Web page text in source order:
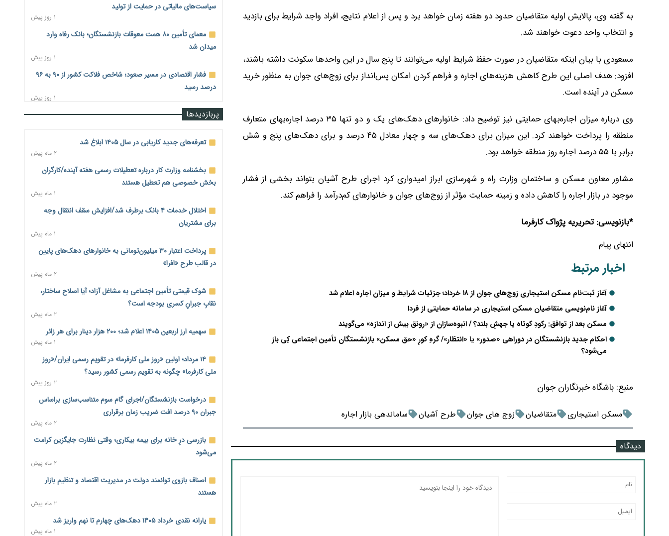
به گفته وی، پالایش اولیه متقاضیان حدود دو هفته زمان خواهد برد و پس از اعلام نتایج، افراد واجد شرایط برای بازدید
و انتخاب واحد دعوت خواهند شد.
مسعودی با بیان اینکه متقاضیان در صورت حفظ شرایط اولیه می‌توانند تا پنج سال در این واحدها سکونت داشته باشند،
افزود: هدف اصلی این طرح کاهش هزینه‌های اجاره و فراهم کردن امکان پس‌انداز برای زوج‌های جوان به منظور خرید
مسکن در آینده است.
وی درباره میزان اجاره‌بهای حمایتی نیز توضیح داد: خانوارهای دهک‌های یک و دو تنها ۳۵ درصد اجاره‌بهای متعارف
منطقه را پرداخت خواهند کرد. این میزان برای دهک‌های سه و چهار معادل ۴۵ درصد و برای دهک‌های پنج و شش
برابر با ۵۵ درصد اجاره روز منطقه خواهد بود.
مشاور معاون مسکن و ساختمان وزارت راه و شهرسازی ابراز امیدواری کرد اجرای طرح آشیان بتواند بخشی از فشار
موجود در بازار اجاره را کاهش داده و زمینه حمایت مؤثر از زوج‌های جوان و خانوارهای کم‌درآمد را فراهم کند.
*بازنویسی: تحریریه پژواک کارفرما
انتهای پیام
اخبار مرتبط
آغاز ثبت‌نام مسکن استیجاری زوج‌های جوان از ۱۸ خرداد؛ جزئیات شرایط و میزان اجاره اعلام شد
آغاز نام‌نویسی متقاضیان مسکن استیجاری در سامانه حمایتی از فردا
مسکن بعد از توافق: رکودِ کوتاه یا جهشِ بلند؟ / انبوه‌سازان از «رونق بیش از اندازه» می‌گویند
احکام جدید بازنشستگان در دوراهی «صدور» یا «انتظار»/ گرهِ کورِ «حق مسکن» بازنشستگان تأمین اجتماعی کِی باز
می‌شود؟
منبع: باشگاه خبرنگاران جوان
مسکن استیجاری متقاضیان زوج های جوان طرح آشیان ساماندهی بازار اجاره
دیدگاه
سیاست‌های مالیاتی در حمایت از تولید
۱ روز پیش
معمای تأمین ۸۰ همت معوقات بازنشستگان؛ بانک رفاه وارد
میدان شد
۱ روز پیش
فشار اقتصادی در مسیر صعود؛ شاخص فلاکت کشور از ۹۰ به ۹۶
درصد رسید
۱ روز پیش
رشد ۷۵ هزار میلیاردی بازار خرید اعتباری؛ فین‌تک‌ها وارد میدان
۲ روز پیش
آغاز اجرای پایلوت «ردا کارت» برای دانشجویان تحصیلات تکمیلی
۲ روز پیش
محدودیت تازه برای شبکه بانکی؛ افزایش سپرده قانونی با هدف
کنترل تورم
۲ روز پیش
ترمز تولید خودرو کشیده شد؛ افت ۲۵ درصدی تیراژ ایران‌خودرو،
سایپا و پارس‌خودرو
۲ روز پیش
بنگاه‌داری بانک‌ها؛ مانع بزرگ خانه‌دار شدن مستأجران
نماینده مجلس: توسعه مرزهای زمینی به راهبرد تأمین کالاهای
اساسی تبدیل شود
۲ روز پیش
خانه کارگر قزوین: شکاف دستمزد و هزینه معیشت هر روز عمیق‌تر
می‌شود
۲ روز پیش
رئیس سازمان امور مالیاتی: بلاگرهای پردرآمد مشمول پرداخت
مالیات هستند
۲ روز پیش
پیش‌بینی افزایش تولید برنج؛ نیاز وارداتی کشور به ۵۰۰ هزار تن
کاهش می‌یابد
۲ روز پیش
میلیارد دلاری
۲ روز پیش
اختیارات جدید گمرکات برای تمدید ورود موقت کالا و خودرو تا
پربازدیدها
تعرفه‌های جدید کاریابی در سال ۱۴۰۵ ابلاغ شد
۲ ماه پیش
بخشنامه وزارت کار درباره تعطیلات رسمی هفته آینده/کارگران
بخش خصوصی هم تعطیل هستند
۱ ماه پیش
اختلال خدمات ۴ بانک برطرف شد/افزایش سقف انتقال وجه
برای مشتریان
۱ ماه پیش
پرداخت اعتبار ۳۰ میلیون‌تومانی به خانوارهای دهک‌های پایین
در قالب طرح «افرا»
۲ ماه پیش
شوک قیمتی تأمین اجتماعی به مشاغل آزاد؛ آیا اصلاح ساختار،
نقابِ جبرانِ کسری بودجه است؟
۲ ماه پیش
سهمیه ارز اربعین ۱۴۰۵ اعلام شد؛ ۲۰۰ هزار دینار برای هر زائر
۱ ماه پیش
۱۴ مرداد؛ اولین «روز ملی کارفرما» در تقویم رسمی ایران/«روز
ملی کارفرما» چگونه به تقویم رسمی کشور رسید؟
۲ روز پیش
درخواست بازنشستگان/اجرای گام سوم متناسب‌سازی براساس
جبران ۹۰ درصد افت ضریب زمان برقراری
۲ ماه پیش
بازرسی درِ خانه برای بیمه بیکاری؛ وقتی نظارت جایگزین کرامت
می‌شود
۲ ماه پیش
اصناف بازوی توانمند دولت در مدیریت اقتصاد و تنظیم بازار
هستند
۲ ماه پیش
یارانه نقدی خرداد ۱۴۰۵ دهک‌های چهارم تا نهم واریز شد
۱ ماه پیش